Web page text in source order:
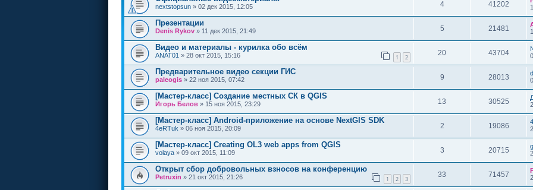
nextstopsun » 02 дек 2015, 12:05 4 41202
Презентации
Denis Rykov » 11 дек 2015, 21:49 5 21481
Видео и материалы - курилка обо всём
ANAT01 » 28 окт 2015, 15:16 1 2
20 43704
Предварительное видео секции ГИС
paleogis » 22 ноя 2015, 07:42 9 28013
[Мастер-класс] Создание местных СК в QGIS
Игорь Белов » 15 ноя 2015, 23:29 13 30525
[Мастер-класс] Android-приложение на основе NextGIS SDK
4eRTuk » 06 ноя 2015, 20:09 2 19086
[Мастер-класс] Creating OL3 web apps from QGIS
volaya » 09 окт 2015, 11:09 3 20715
Открыт сбор добровольных взносов на конференцию
Petruxin » 21 окт 2015, 21:26 1 2 3
33 71457